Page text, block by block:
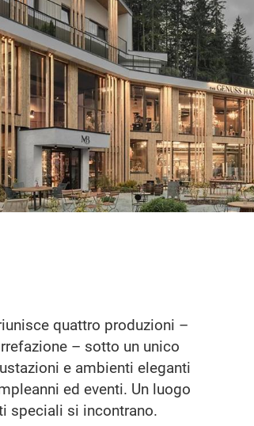
quattro produzioni –
– sotto un unico
e ambienti eleganti
ed eventi. Un luogo
speciali si incontrano.